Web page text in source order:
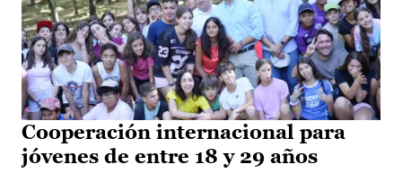
Cooperación internacional para
jóvenes de entre 18 y 29 años